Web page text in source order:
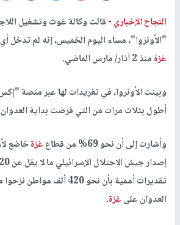
النجاح الإخباري -قالت وكالة غوث وتشغيل
"الأونروا"، مساء اليوم الخميس، إنه لم تدخل
غزةمنذ 2 آذار/ مارس الماضي.
وبينت الأونروا، في تغريدات لها عبر منصة
أطول بثلاث مرات من التي فرضت بداية
وأشارت إلى أن نحو 69% من قطاع غزةخاضع
تقديرات أممية بأن نحو 420
العدوان علىغزة.